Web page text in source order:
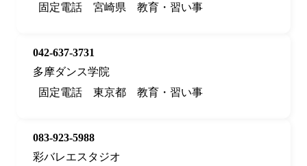
固定電話
宮崎県 教育・習い事
042-637-3731
多摩ダンス学院
固定電話
東京都 教育・習い事
083-923-5988
彩バレエスタジオ